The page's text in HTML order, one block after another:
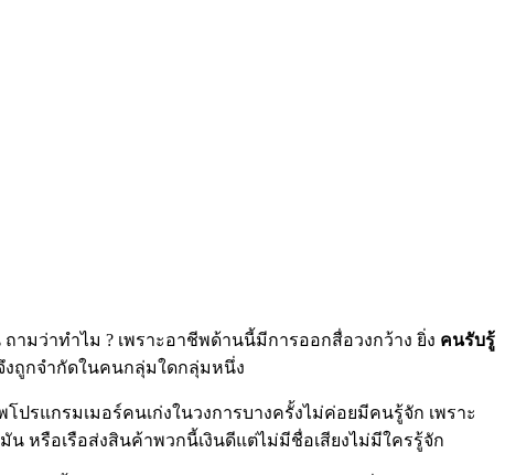
ามว่าทำไม ? เพราะอาชีพด้านนี้มีการออกสื่อวงกว้าง ยิ่ง คนรับรู้
งถูกจำกัดในคนกลุ่มใดกลุ่มหนึ่ง
รแกรมเมอร์คนเก่งในวงการบางครั้งไม่ค่อยมีคนรู้จัก เพราะ
หรือเรือส่งสินค้าพวกนี้เงินดีแต่ไม่มีชื่อเสียงไม่มีใครรู้จัก